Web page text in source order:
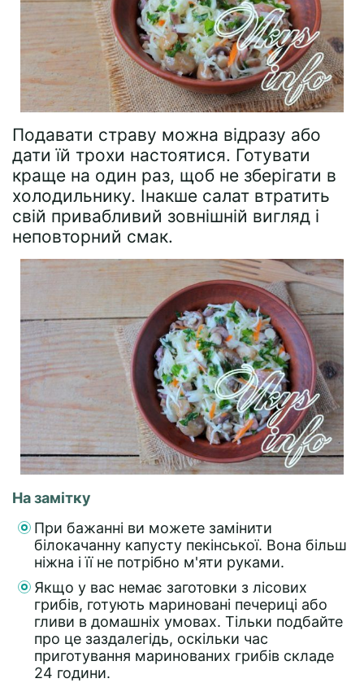
Подавати страву можна відразу або
дати їй трохи настоятися. Готувати
краще на один раз, щоб не зберігати в
холодильнику. Інакше салат втратить
свій привабливий зовнішній вигляд і
неповторний смак.
На замітку
При бажанні ви можете замінити
білокачанну капусту пекінської. Вона більш
ніжна і її не потрібно м'яти руками.
Якщо у вас немає заготовки з лісових
грибів, готують мариновані печериці або
гливи в домашніх умовах. Тільки подбайте
про це заздалегідь, оскільки час
приготування маринованих грибів складе
24 години.